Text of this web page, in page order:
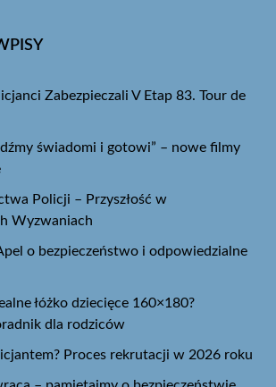
Zabezpieczali V Etap 83. Tour de
świadomi i gotowi” – nowe filmy
Policji – Przyszłość w
Wyzwaniach
o bezpieczeństwo i odpowiedzialne
łóżko dziecięce 160×180?
dla rodziców
Proces rekrutacji w 2026 roku